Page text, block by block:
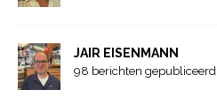
JAIR EISENMANN
98 berichten gepubliceerd